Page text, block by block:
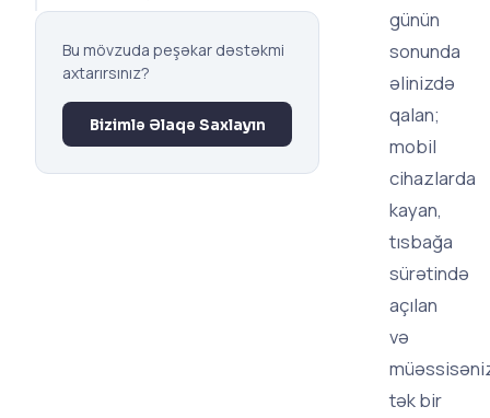
Bu mövzuda peşəkar dəstəkmi
axtarırsınız?
Bizimlə Əlaqə Saxlayın
günün
sonunda
əlinizdə
qalan;
mobil
cihazlarda
kayan,
tısbağa
sürətində
açılan
və
tək bir